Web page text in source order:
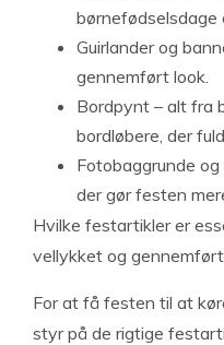
børnefødselsdage
Guirlander og
gennemført look.
Bordpynt – alt fra
bordløbere, der
Fotobaggrunde
der gør festen
Hvilke festartikler er
vellykket og
For at få festen til at
styr på de rigtige